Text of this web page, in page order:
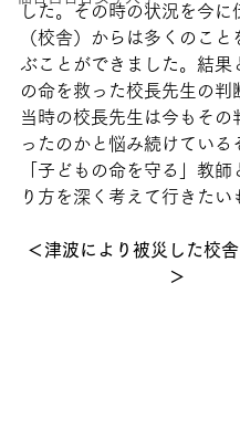
した。その時の状況を今に
（校舎）からは多くのこと
ぶことができました。結果
の命を救った校長先生の判
当時の校長先生は今もその
ったのかと悩み続けている
「子どもの命を守る」教師
り方を深く考えて行きたい
＜津波により被災した校
＞